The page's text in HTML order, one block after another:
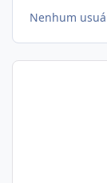
Nenhum